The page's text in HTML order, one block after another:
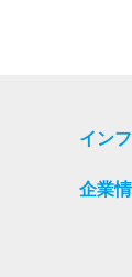
イン
企業